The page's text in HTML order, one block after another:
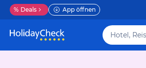
% Deals App öffnen